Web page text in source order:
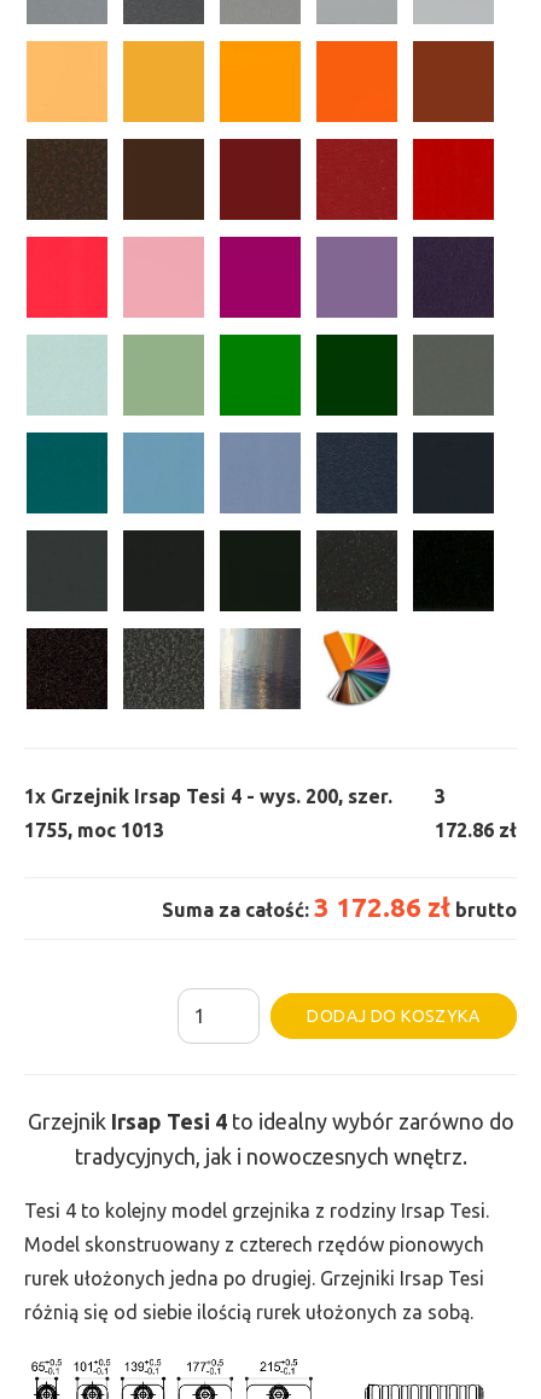
1x Grzejnik Irsap Tesi 4 - wys. 200, szer.
1755, moc 1013
3
172.86 zł
Suma za całość: 3 172.86 zł brutto
ilość
Grzejnik
wys.
200,
szer.
1755,
1013
DODAJ DO KOSZYKA
Grzejnik Irsap Tesi 4to idealny wybór zarówno do
tradycyjnych, jak i nowoczesnych wnętrz.
Tesi 4 to kolejny model grzejnika z rodziny Irsap Tesi.
Model skonstruowany z czterech rzędów pionowych
rurek ułożonych jedna po drugiej. Grzejniki Irsap Tesi
różnią się od siebie ilością rurek ułożonych za sobą.